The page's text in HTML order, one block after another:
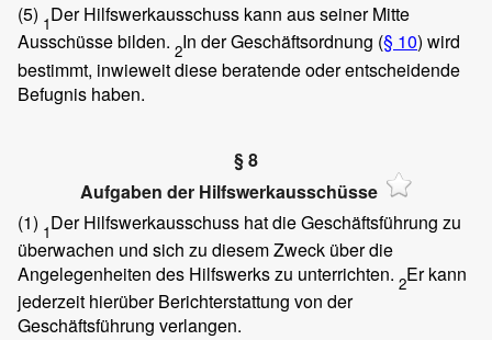
(5) 1Der Hilfswerkausschuss kann aus seiner Mitte
Ausschüsse bilden. 2In der Geschäftsordnung (§ 10) wird
bestimmt, inwieweit diese beratende oder entscheidende
Befugnis haben.
§ 8
Aufgaben der Hilfswerkausschüsse
(1) 1Der Hilfswerkausschuss hat die Geschäftsführung zu
überwachen und sich zu diesem Zweck über die
Angelegenheiten des Hilfswerks zu unterrichten. 2Er kann
jederzeit hierüber Berichterstattung von der
Geschäftsführung verlangen.